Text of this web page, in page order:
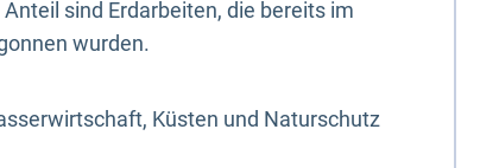
sind Erdarbeiten, die bereits im
wurden.
Küsten und Naturschutz